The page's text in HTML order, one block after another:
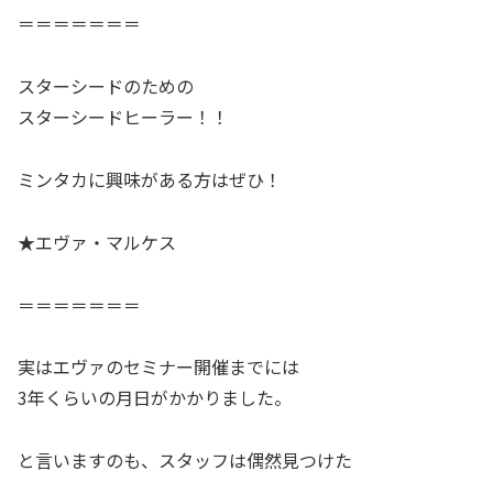
＝＝＝＝＝＝＝
スターシードのための
スターシードヒーラー！！
ミンタカに興味がある方はぜひ！
★エヴァ・マルケス
＝＝＝＝＝＝＝
実はエヴァのセミナー開催までには
3年くらいの月日がかかりました。
と言いますのも、スタッフは偶然見つけた